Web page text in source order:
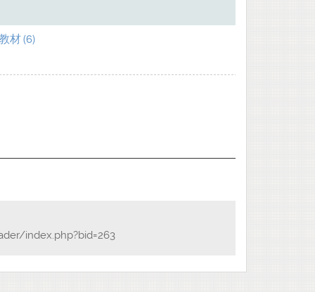
材 (6)
index.php?bid=263